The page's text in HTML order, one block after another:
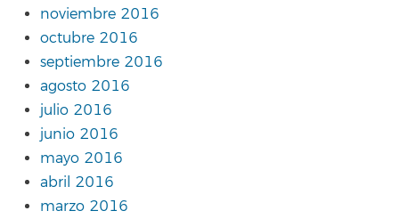
noviembre 2016
octubre 2016
septiembre 2016
agosto 2016
julio 2016
junio 2016
mayo 2016
abril 2016
marzo 2016